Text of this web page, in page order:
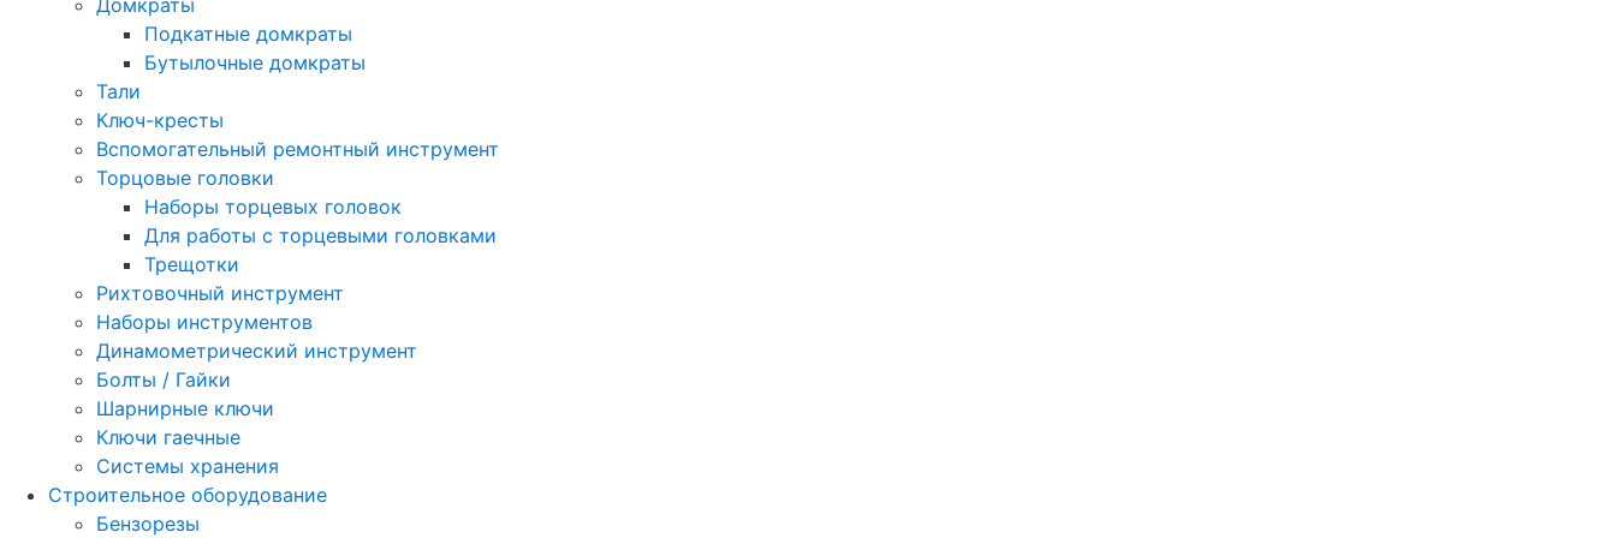
Домкраты
Подкатные домкраты
Бутылочные домкраты
Тали
Ключ-кресты
Вспомогательный ремонтный инструмент
Торцовые головки
Наборы торцевых головок
Для работы с торцевыми головками
Трещотки
Рихтовочный инструмент
Наборы инструментов
Динамометрический инструмент
Болты / Гайки
Шарнирные ключи
Ключи гаечные
Системы хранения
Строительное оборудование
Бензорезы